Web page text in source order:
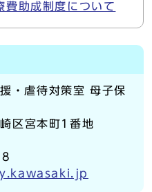
費助成制度について
・虐待対策室 母子保
区宮本町1番地